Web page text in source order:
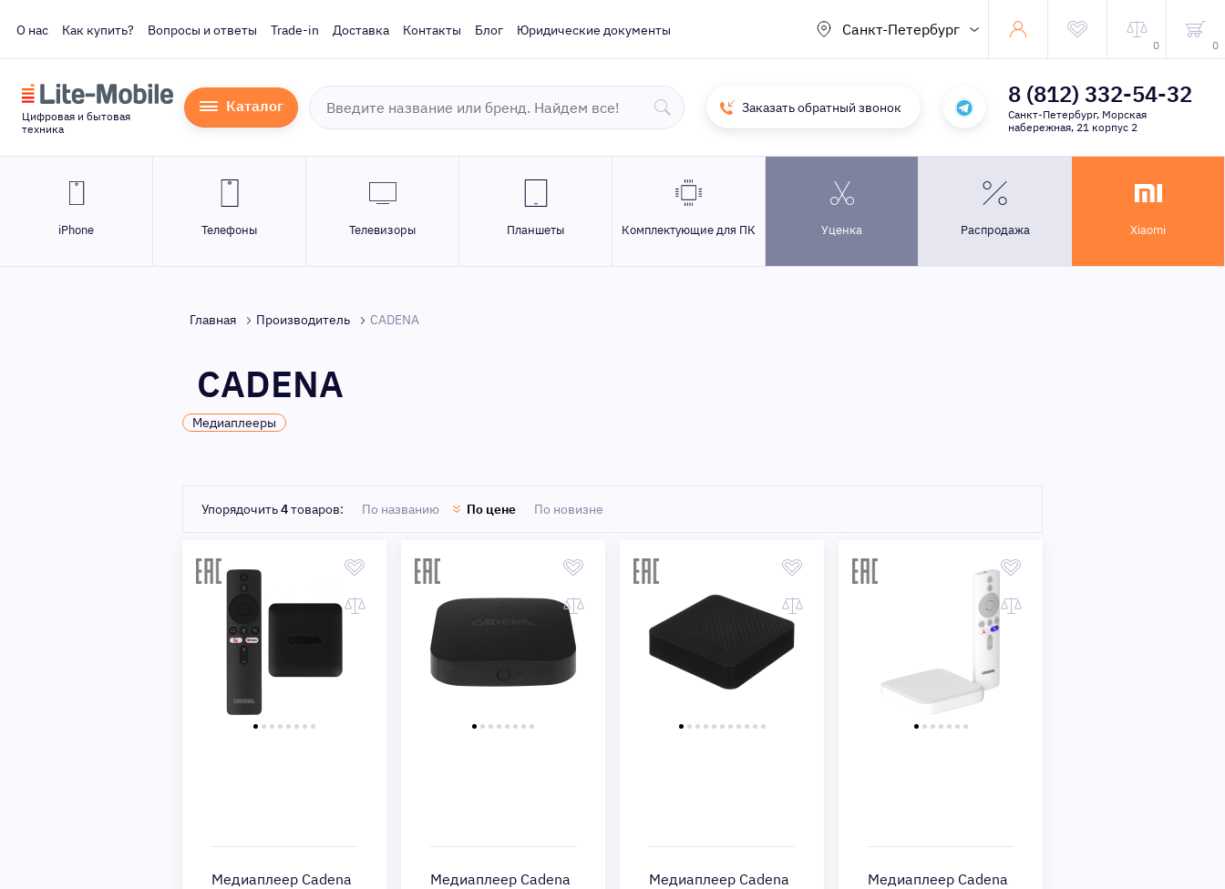
О нас Как купить? Вопросы и ответы Trade-in Доставка Контакты Блог Юридические документы Санкт-Петербург
0 0
Цифровая и бытовая
техника
Каталог Заказать обратный звонок 8 (812) 332-54-32
Санкт-Петербург, Морская
набережная, 21 корпус 2
iPhone Телефоны Телевизоры Планшеты Комплектующие для ПК Уценка Распродажа Xiaomi
Главная Производитель CADENA
CADENA
Медиаплееры
Упорядочить4товаров: По названию По цене По новизне
Медиаплеер Cadena
Медиаплеер Cadena
Медиаплеер Cadena
Медиаплеер Cadena